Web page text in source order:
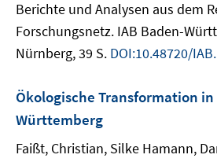
Berichte und Analysen aus dem
Forschungsnetz. IAB Baden-
Nürnberg, 39 S. DOI:10.48720/
Ökologische Transformation in
Württemberg
Faißt, Christian, Silke Hamann,